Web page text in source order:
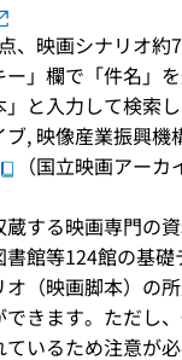
、映画シナリオ約
ー」欄で「件名」
と入力して検索し
, 映像産業振興機
（国立映画アー
する映画専門の
館等124館の基礎
（映画脚本）の
きます。ただし
いるため注意が必